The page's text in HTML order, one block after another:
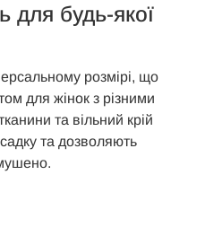
для будь-якої
розмірі, що
для жінок з різними
та вільний крій
та дозволяють